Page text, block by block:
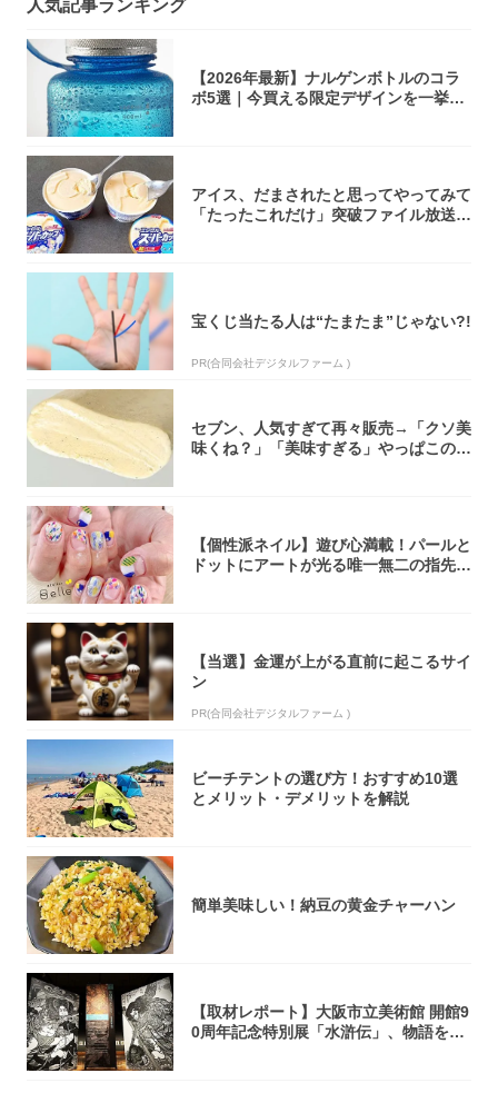
人気記事ランキング
【2026年最新】ナルゲンボトルのコラ
ボ5選｜今買える限定デザインを一挙紹
アイス、だまされたと思ってやってみて
「たったこれだけ」突破ファイル放送で
宝くじ当たる人は“たまたま”じゃない?!
PR(合同会社デジタルファーム )
セブン、人気すぎて再々販売→「クソ美
味くね？」「美味すぎる」やっぱこのク
【個性派ネイル】遊び心満載！パールと
ドットにアートが光る唯一無二の指先が
【当選】金運が上がる直前に起こるサイ
ン
PR(合同会社デジタルファーム )
ビーチテントの選び方！おすすめ10選
とメリット・デメリットを解説
簡単美味しい！納豆の黄金チャーハン
【取材レポート】大阪市立美術館 開館9
0周年記念特別展「水滸伝」、物語を知